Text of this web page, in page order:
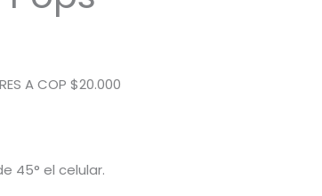
A COP $20.000
45° el celular.